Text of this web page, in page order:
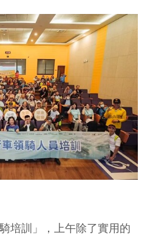
培訓」，上午除了實用的